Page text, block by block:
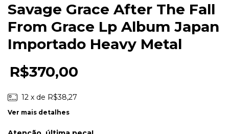
Savage Grace After The Fall
From Grace Lp Album Japan
Importado Heavy Metal
R$370,00
12 x de R$38,27
Ver mais detalhes